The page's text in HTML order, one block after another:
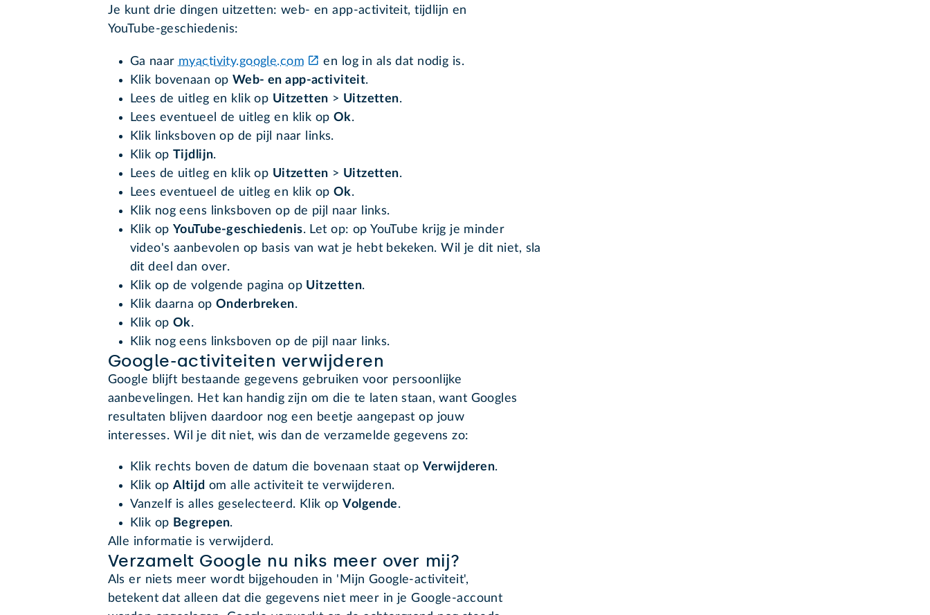
Je kunt drie dingen uitzetten: web- en app-activiteit, tijdlijn en
YouTube-geschiedenis:
Ga naar myactivity.google.com
en log in als dat nodig is.
Klik bovenaan op Web- en app-activiteit.
Lees de uitleg en klik op Uitzetten > Uitzetten.
Lees eventueel de uitleg en klik op Ok.
Klik linksboven op de pijl naar links.
Klik op Tijdlijn.
Lees de uitleg en klik op Uitzetten > Uitzetten.
Lees eventueel de uitleg en klik op Ok.
Klik nog eens linksboven op de pijl naar links.
Klik op YouTube-geschiedenis. Let op: op YouTube krijg je minder
video's aanbevolen op basis van wat je hebt bekeken. Wil je dit niet, sla
dit deel dan over.
Klik op de volgende pagina op Uitzetten.
Klik daarna op Onderbreken.
Klik op Ok.
Klik nog eens linksboven op de pijl naar links.
Google-activiteiten verwijderen
Google blijft bestaande gegevens gebruiken voor persoonlijke
aanbevelingen. Het kan handig zijn om die te laten staan, want Googles
resultaten blijven daardoor nog een beetje aangepast op jouw
interesses. Wil je dit niet, wis dan de verzamelde gegevens zo:
Klik rechts boven de datum die bovenaan staat op Verwijderen.
Klik op Altijd om alle activiteit te verwijderen.
Vanzelf is alles geselecteerd. Klik opVolgende.
Klik op Begrepen.
Alle informatie is verwijderd.
Verzamelt Google nu niks meer over mij?
Als er niets meer wordt bijgehouden in 'Mijn Google-activiteit',
betekent dat alleen dat die gegevens niet meer in je Google-account